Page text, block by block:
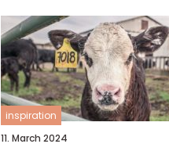
virksomhed
inspiration
11. March 2024